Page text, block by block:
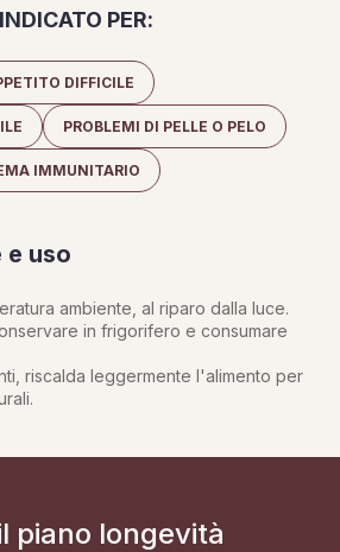
PER:
DIFFICILE
PROBLEMI DI PELLE O PELO
IMMUNITARIO
e uso
ambiente, al riparo dalla luce.
in frigorifero e consumare
riscalda leggermente l'alimento per
piano longevità